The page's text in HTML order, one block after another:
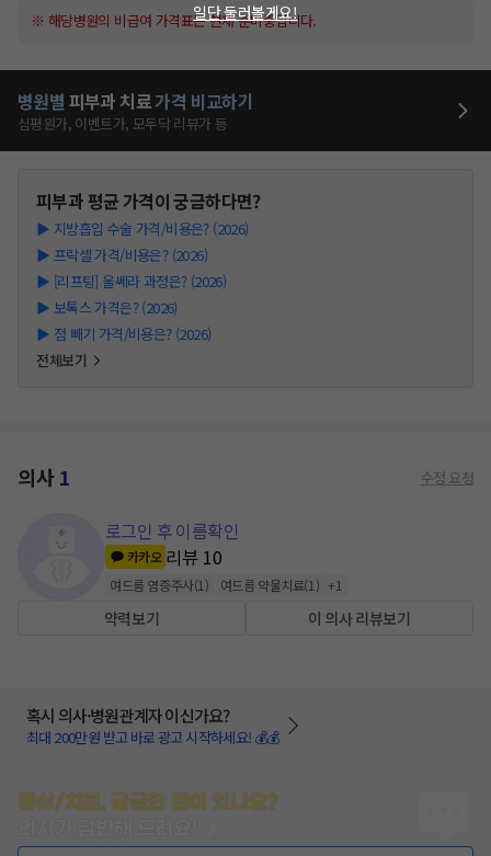
※ 해당병원의 비급여 가격표는 현재 준비중입니다.
병원별 피부과 치료가격 비교하기
심평원가, 이벤트가, 모두닥 리뷰가 등
피부과평균 가격이 궁금하다면?
▶ 지방흡입 수술 가격/비용은? (2026)
▶ 프락셀 가격/비용은? (2026)
▶ [리프팅] 울쎄라 과정은? (2026)
▶ 보톡스 가격은? (2026)
▶ 점 빼기 가격/비용은? (2026)
전체보기
의사1 수정 요청
로그인 후 이름확인
카카오 리뷰 10
여드름 염증주사(1 ) 여드름 약물치료(1 ) +1
약력보기 이 의사 리뷰보기
혹시 의사·병원관계자 이신가요?
최대 200만원 받고 바로 광고 시작하세요! 💰💰
증상/치료, 궁금한 점이 있나요?
일단 둘러볼게요!